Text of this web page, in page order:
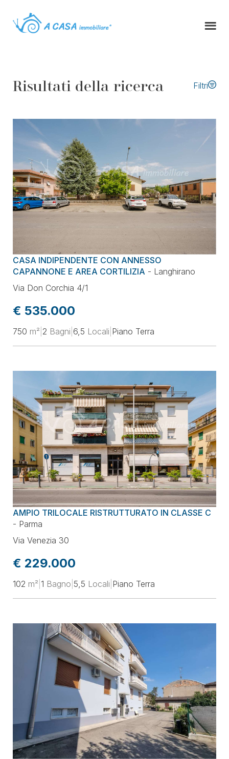
Risultati della ricerca Filtri
Tipo di contratto
Tipologia immobile
Comune
Prezzo
Superficie
Classe energetica
Ordina per
Aggiorna la selezione
CASA INDIPENDENTE CON ANNESSO
CAPANNONE E AREA CORTILIZIA - Langhirano
Via Don Corchia 4/1
€ 535.000
750 m² 2 Bagni 6,5 Locali Piano Terra
AMPIO TRILOCALE RISTRUTTURATO IN CLASSE C
- Parma
Via Venezia 30
€ 229.000
102 m² 1 Bagno 5,5 Locali Piano Terra